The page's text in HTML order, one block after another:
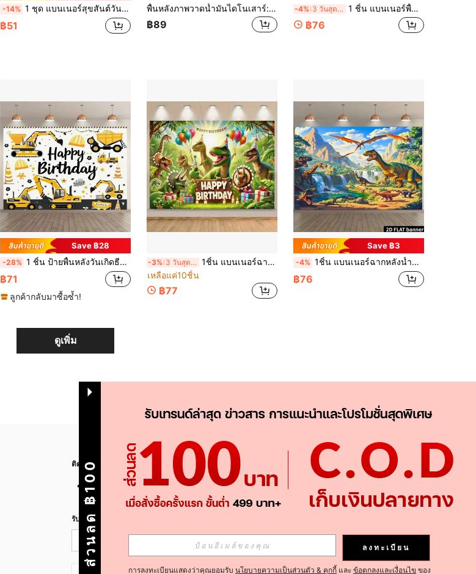
-14% 1 ชุด แบนเนอร์สุขสันต์วันเกิดธีมไดโนเสาร์, ธงประดับตกแต่งงานเลี้ยงวันเกิดไดโนเสาร์, แบนเนอร์ฉากหลังงานเลี้ยงวันเกิด, อุปกรณ์ประกอบฉากถ่ายภาพ, ของตกแต่งแขวนวันเกิดไดโนเสาร์ป่า, ของตกแต่งบ้าน, ของตกแต่งผนังวันเกิด, ของตกแต่งวันเกิด Wild One, อุปกรณ์จัดงานเลี้ยงวันเกิด, ของขวัญวันเกิด
฿51
พื้นหลังภาพวาดน้ำมันไดโนเสาร์: พื้นหลังภาพถ่ายวันเกิดการ์ตูนไดโนเสาร์จังหวะป่า - ตกแต่งงานเลี้ยงวันเกิดในร่ม/กลางแจ้งวัสดุอุปกรณ์ ภาพติดผนัง
฿89
-4% 3 วันสุดท้าย 1 ชิ้น แบนเนอร์พื้นหลังวันเกิดยูนิคอร์นสีชมพูฝันหวาน ทำจากวัสดุโพลีเอสเตอร์ เหมาะสำหรับงานวันเกิด ตกแต่งภายในและภายนอก ตกแต่งพื้นหลังถ่ายภาพ ตกแต่งสวน และตกแต่งงานวันเกิด
฿76
Save ฿28
-28% 1 ชิ้น ป้ายพื้นหลังวันเกิดธีมก่อสร้าง - อุปกรณ์ปาร์ตี้ธีมก่อสร้าง, ตกแต่งบ้าน, และตกแต่งงานวันเกิด; เหมาะสำหรับเป็นพื้นหลังถ่ายรูปสำหรับโต๊ะเค้ก
฿71
ลูกค้ากลับมาซื้อซ้ำ!
-3% 3 วันสุดท้าย 1ชิ้น แบนเนอร์ฉากหลังธีมไดโนเสาร์สำหรับงานเลี้ยงวันเกิด, ฉากหลังงานเลี้ยงวันเกิดสัตว์ป่าไดโนเสาร์, ฉากหลังถ่ายภาพงานเลี้ยง, ของตกแต่งแบนเนอร์งานเลี้ยง, ของตกแต่งในร่ม/กลางแจ้ง, บ้าน, สวน, ของตกแต่งสนาม, ธีมสากล
เหลือแค่10ชิ้น
฿77
Save ฿3
-4% 1ชิ้น แบนเนอร์ฉากหลังน้ำตกภูเขาไฟไดโนเสาร์ป่า, ทำจากผ้าโพลีเอสเตอร์, ธีมสัตว์, ไม่ต้องใช้พลังงาน, เหมาะสำหรับโอกาสทั่วไป, ใช้ในร่มและกลางแจ้ง
฿76
ดูเพิ่ม
ติดตามเรา
รับข่าวสาร SHEIN
ส่วนลด ฿100 ลงทะเบียน
การลงทะเบียนแสดงว่าคุณยอมรับ นโยบายความเป็นส่วนตัว & คุกกี้ และ ข้อตกลงและเงื่อนไข ของ